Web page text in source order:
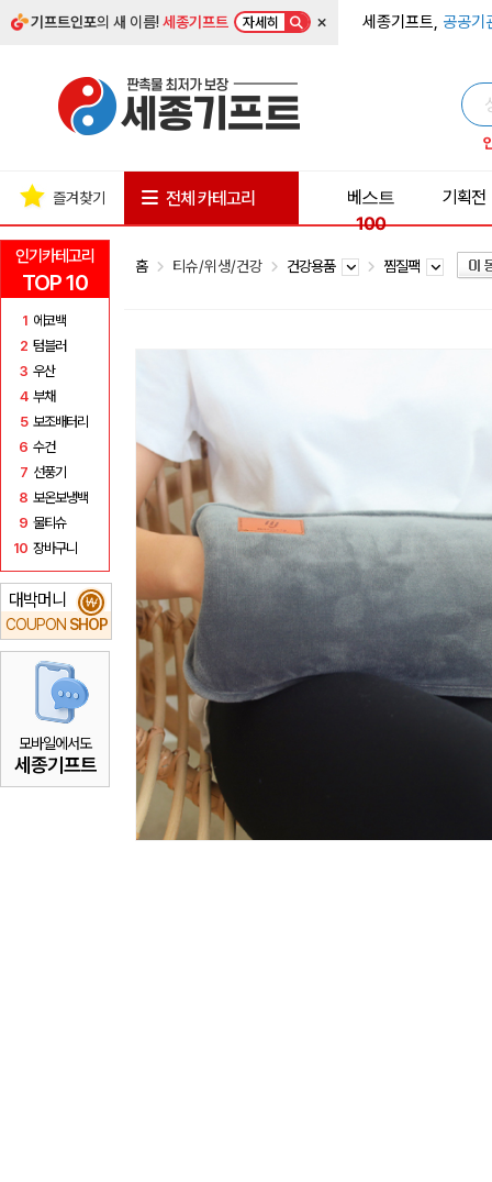
기프트인포의 새 이름!세종기프트 자세히 × 세종기프트, 공공기
인기카테고리
TOP 10
1 에코백
2 텀블러
3 우산
4 부채
5 보조배터리
6 수건
7 선풍기
8 보온보냉백
9 물티슈
10 장바구니
대박머니
COUPON SHOP
₩
모바일에서도
세종기프트
즐겨찾기 전체 카테고리
베스트
100
기획전
홈 티슈/위생/건강 건강용품 찜질팩